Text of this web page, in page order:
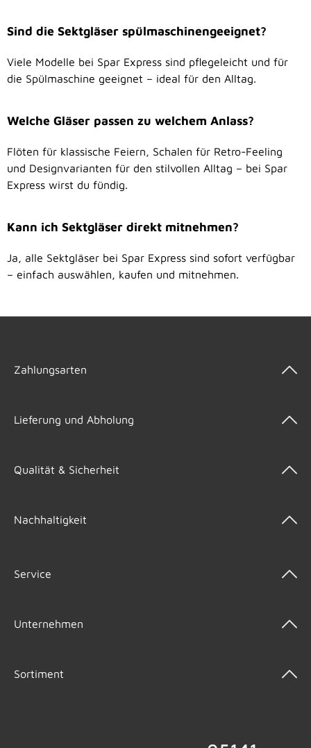
Sind die Sektgläser spülmaschinengeeignet?
Viele Modelle bei Spar Express sind pflegeleicht und für
die Spülmaschine geeignet – ideal für den Alltag.
Welche Gläser passen zu welchem Anlass?
Flöten für klassische Feiern, Schalen für Retro-Feeling
und Designvarianten für den stilvollen Alltag – bei Spar
Express wirst du fündig.
Kann ich Sektgläser direkt mitnehmen?
Ja, alle Sektgläser bei Spar Express sind sofort verfügbar
– einfach auswählen, kaufen und mitnehmen.
Zahlungsarten
Lieferung und Abholung
Qualität & Sicherheit
Nachhaltigkeit
Service
Unternehmen
Sortiment